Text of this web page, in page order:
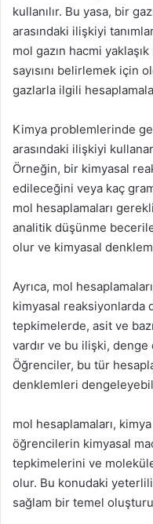
kullanılır. Bu yasa, bir
arasındaki ilişkiyi
mol gazın hacmi
sayısını belirlemek için
gazlarla ilgili
Kimya problemlerinde
arasındaki ilişkiyi
Örneğin, bir kimyasal
edileceğini veya kaç
mol hesaplamaları
analitik düşünme
olur ve kimyasal
Ayrıca, mol
kimyasal reaksiyonlarda
tepkimelerde, asit ve
vardır ve bu ilişki, denge
Öğrenciler, bu tür
denklemleri
mol hesaplamaları,
öğrencilerin kimyasal
tepkimelerini ve moleküler
olur. Bu konudaki
sağlam bir temel